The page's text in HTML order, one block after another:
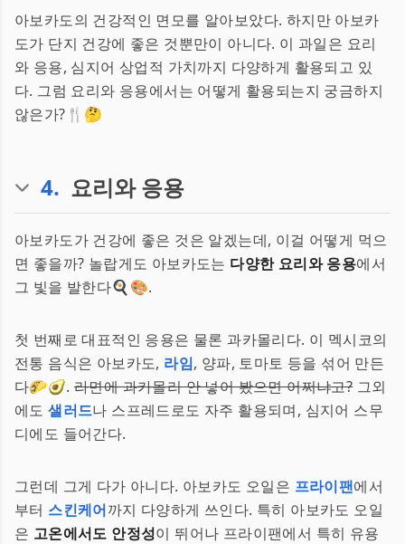
아보카도의 건강적인 면모를 알아보았다. 하지만 아보카
도가 단지 건강에 좋은 것뿐만이 아니다. 이 과일은 요리
와 응용, 심지어 상업적 가치까지 다양하게 활용되고 있
다. 그럼 요리와 응용에서는 어떻게 활용되는지 궁금하지
않은가?🍴🤔
4. 요리와 응용
아보카도가 건강에 좋은 것은 알겠는데, 이걸 어떻게 먹으
면 좋을까? 놀랍게도 아보카도는 다양한 요리와 응용에서
그 빛을 발한다🍳🎨.
첫 번째로 대표적인 응용은 물론 과카몰리다. 이 멕시코의
전통 음식은 아보카도, 라임, 양파, 토마토 등을 섞어 만든
다🌮🥑. 라면에 과카몰리 안 넣어 봤으면 어쩌냐고?그외
에도샐러드나 스프레드로도 자주 활용되며, 심지어 스무
디에도 들어간다.
그런데 그게 다가 아니다. 아보카도 오일은 프라이팬에서
부터 스킨케어까지 다양하게 쓰인다. 특히 아보카도 오일
은 고온에서도 안정성이 뛰어나 프라이팬에서 특히 유용